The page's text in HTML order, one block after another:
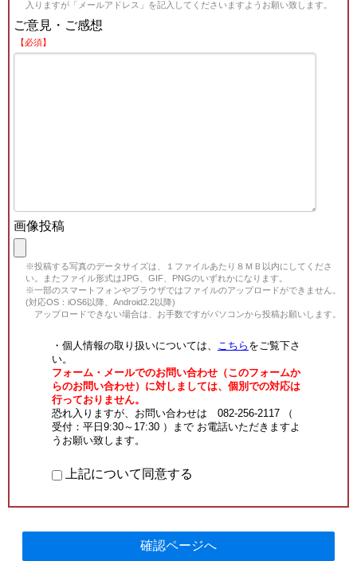
入りますが「メールアドレス」を記入してくださいますようお願い致します。
ご意見・ご感想
【必須】
画像投稿
※投稿する写真のデータサイズは、１ファイルあたり８ＭＢ以内にしてくださ
い。またファイル形式はJPG、GIF、PNGのいずれかになります。
※一部のスマートフォンやブラウザではファイルのアップロードができません。
(対応OS：iOS6以降、Android2.2以降)
アップロードできない場合は、お手数ですがパソコンから投稿お願いします。
・個人情報の取り扱いについては、 こちら をご覧下さ
い。
フォーム・メールでのお問い合わせ（このフォームか
らのお問い合わせ）に対しましては、個別での対応は
行っておりません。
恐れ入りますが、お問い合わせは 082-256-2117 （
受付：平日9:30～17:30 ）まで お電話いただきますよ
うお願い致します。
上記について同意する
確認ページへ